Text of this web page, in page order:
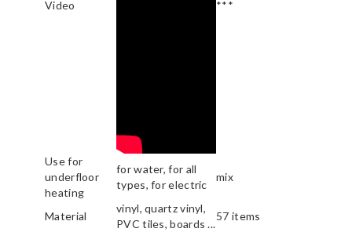
Video ***
Use for
underfloor
heating
for water, for all
types, for electric
mix
Material
vinyl, quartz vinyl,
PVC tiles, boards ...
57 items